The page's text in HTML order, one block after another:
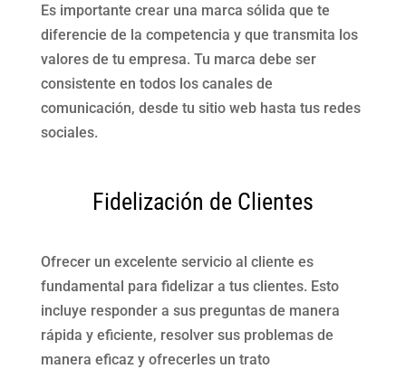
Es importante crear una marca sólida que te
diferencie de la competencia y que transmita los
valores de tu empresa. Tu marca debe ser
consistente en todos los canales de
comunicación, desde tu sitio web hasta tus redes
sociales.
Fidelización de Clientes
Ofrecer un excelente servicio al cliente es
fundamental para fidelizar a tus clientes. Esto
incluye responder a sus preguntas de manera
rápida y eficiente, resolver sus problemas de
manera eficaz y ofrecerles un trato